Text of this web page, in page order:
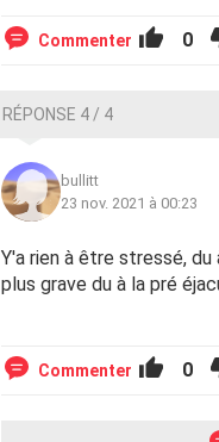
Commenter 0
RÉPONSE 4 / 4
bullitt
23 nov. 2021 à 00:23
Y'a rien à être stressé,
plus grave du à la pré
Commenter 0